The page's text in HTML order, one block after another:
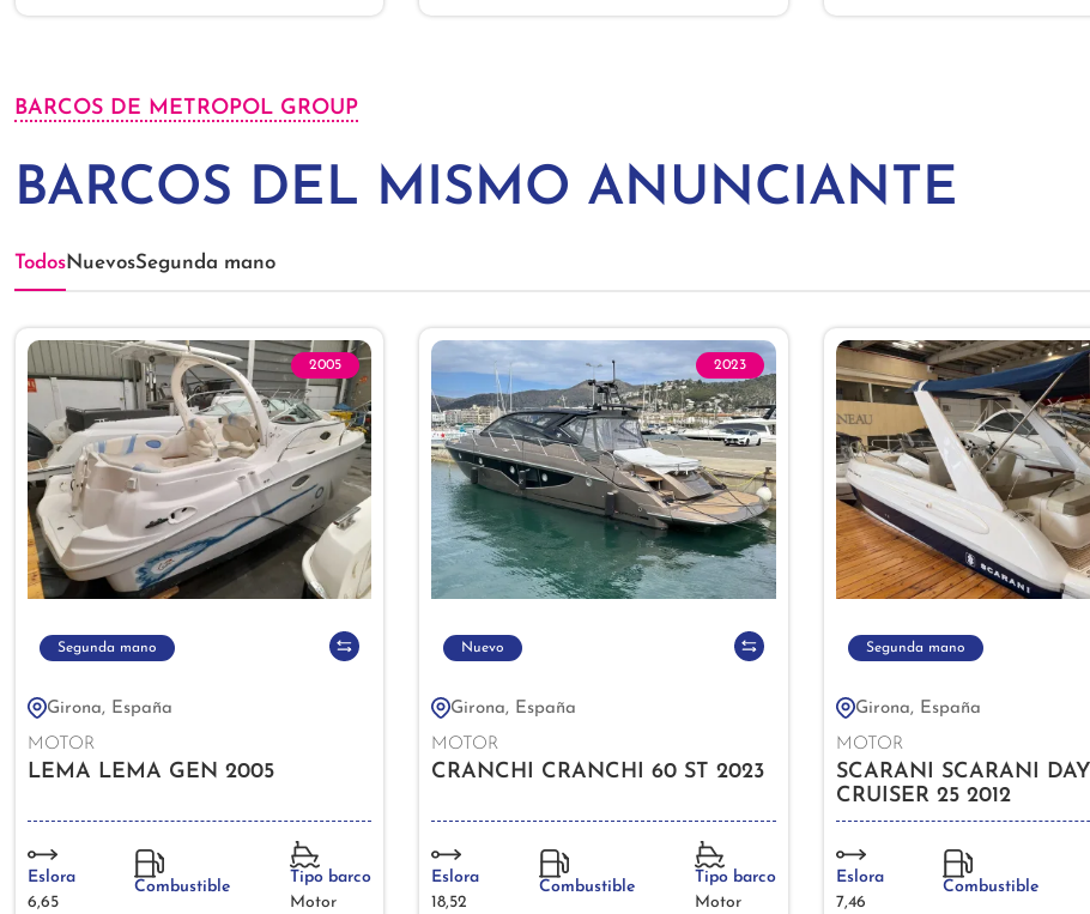
BARCOS DE METROPOL GROUP
BARCOS DEL MISMO ANUNCIANTE
TodosNuevosSegunda mano
2005
Segunda mano
Girona, España
MOTOR
LEMA LEMA GEN 2005
Eslora
6,65
Combustible
Tipo barco
Motor
2023
Nuevo
Girona, España
MOTOR
CRANCHI CRANCHI 60 ST 2023
Eslora
18,52
Combustible
Tipo barco
Motor
Segunda mano
Girona, España
MOTOR
SCARANI SCARANI DAY
CRUISER 25 2012
Eslora
7,46
Combustible